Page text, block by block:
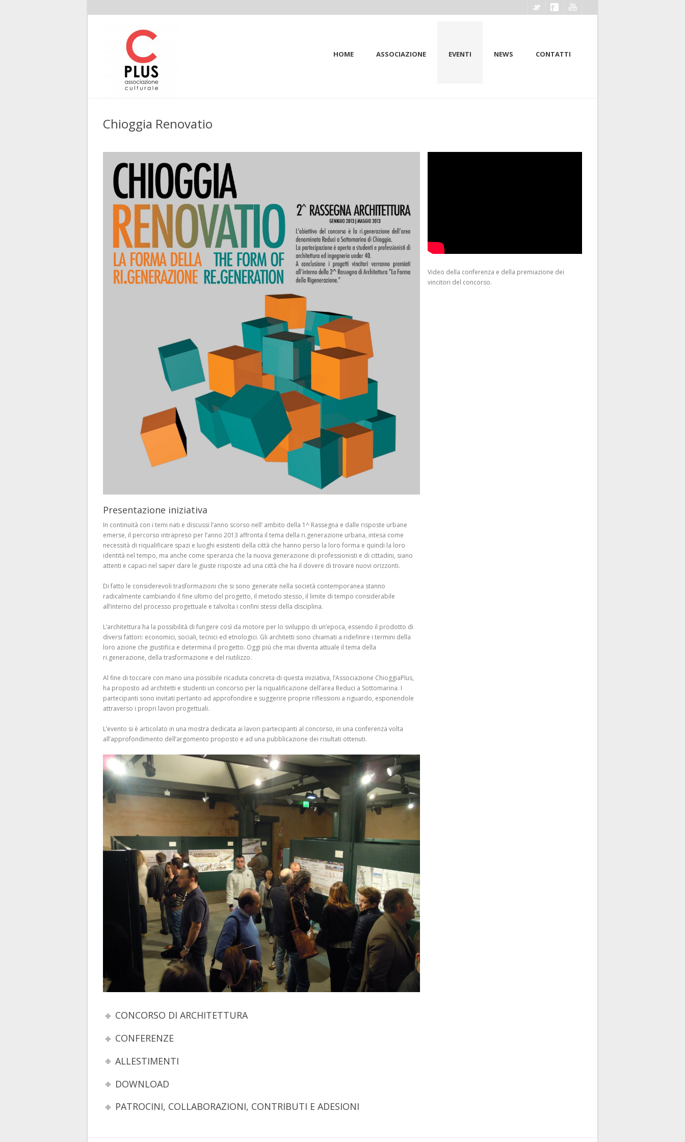
HOME ASSOCIAZIONE EVENTI NEWS CONTATTI
Chioggia Renovatio
Presentazione iniziativa
In continuità con i temi nati e discussi l’anno scorso nell’ ambito della 1^ Rassegna e dalle risposte urbane
emerse, il percorso intrapreso per l’anno 2013 affronta il tema della ri.generazione urbana, intesa come
necessità di riqualificare spazi e luoghi esistenti della città che hanno perso la loro forma e quindi la loro
identità nel tempo, ma anche come speranza che la nuova generazione di professionisti e di cittadini, siano
attenti e capaci nel saper dare le giuste risposte ad una città che ha il dovere di trovare nuovi orizzonti.
Di fatto le considerevoli trasformazioni che si sono generate nella società contemporanea stanno
radicalmente cambiando il fine ultimo del progetto, il metodo stesso, il limite di tempo considerabile
all’interno del processo progettuale e talvolta i confini stessi della disciplina.
L’architettura ha la possibilità di fungere così da motore per lo sviluppo di un’epoca, essendo il prodotto di
diversi fattori: economici, sociali, tecnici ed etnologici. Gli architetti sono chiamati a ridefinire i termini della
loro azione che giustifica e determina il progetto. Oggi più che mai diventa attuale il tema della
ri.generazione, della trasformazione e del riutilizzo.
Al fine di toccare con mano una possibile ricaduta concreta di questa iniziativa, l’Associazione ChioggiaPlus,
ha proposto ad architetti e studenti un concorso per la riqualificazione dell’area Reduci a Sottomarina. I
partecipanti sono invitati pertanto ad approfondire e suggerire proprie riflessioni a riguardo, esponendole
attraverso i propri lavori progettuali.
L’evento si è articolato in una mostra dedicata ai lavori partecipanti al concorso, in una conferenza volta
all’approfondimento dell’argomento proposto e ad una pubblicazione dei risultati ottenuti.
CONCORSO DI ARCHITETTURA
CONFERENZE
ALLESTIMENTI
DOWNLOAD
PATROCINI, COLLABORAZIONI, CONTRIBUTI E ADESIONI
Video della conferenza e della premiazione dei
vincitori del concorso.